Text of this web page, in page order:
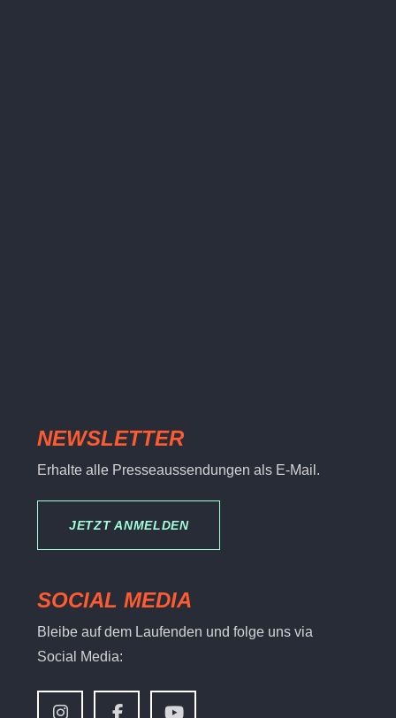
NEWSLETTER
Erhalte alle Presseaussendungen als E-Mail.
JETZT ANMELDEN
SOCIAL MEDIA
Bleibe auf dem Laufenden und folge uns via
Social Media: